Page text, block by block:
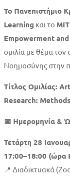
RAISE:
Artificial
and
Το Πανεπιστήμιο
Learning και το MIT
Empowerment and
ομιλία με θέμα
Νοημοσύνης στην
Τίτλος Ομιλίας:
Research:
📅 Ημερομηνία &
Τετάρτη 28
17:00–18:00 (ώρα
📍 Διαδικτυακά